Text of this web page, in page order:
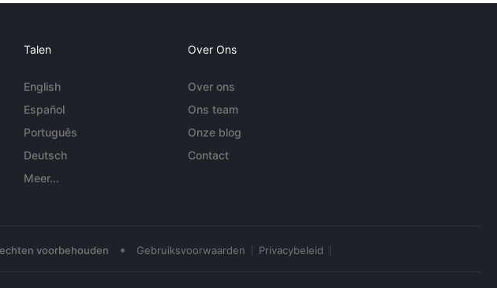
Talen
English
Español
Português
Deutsch
Meer...
Over Ons
Over ons
Ons team
Onze blog
Contact
voorbehouden • Gebruiksvoorwaarden Privacybeleid